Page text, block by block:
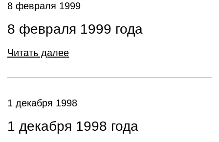
8 февраля 1999
8 февраля 1999 года
Читать далее
1 декабря 1998
1 декабря 1998 года